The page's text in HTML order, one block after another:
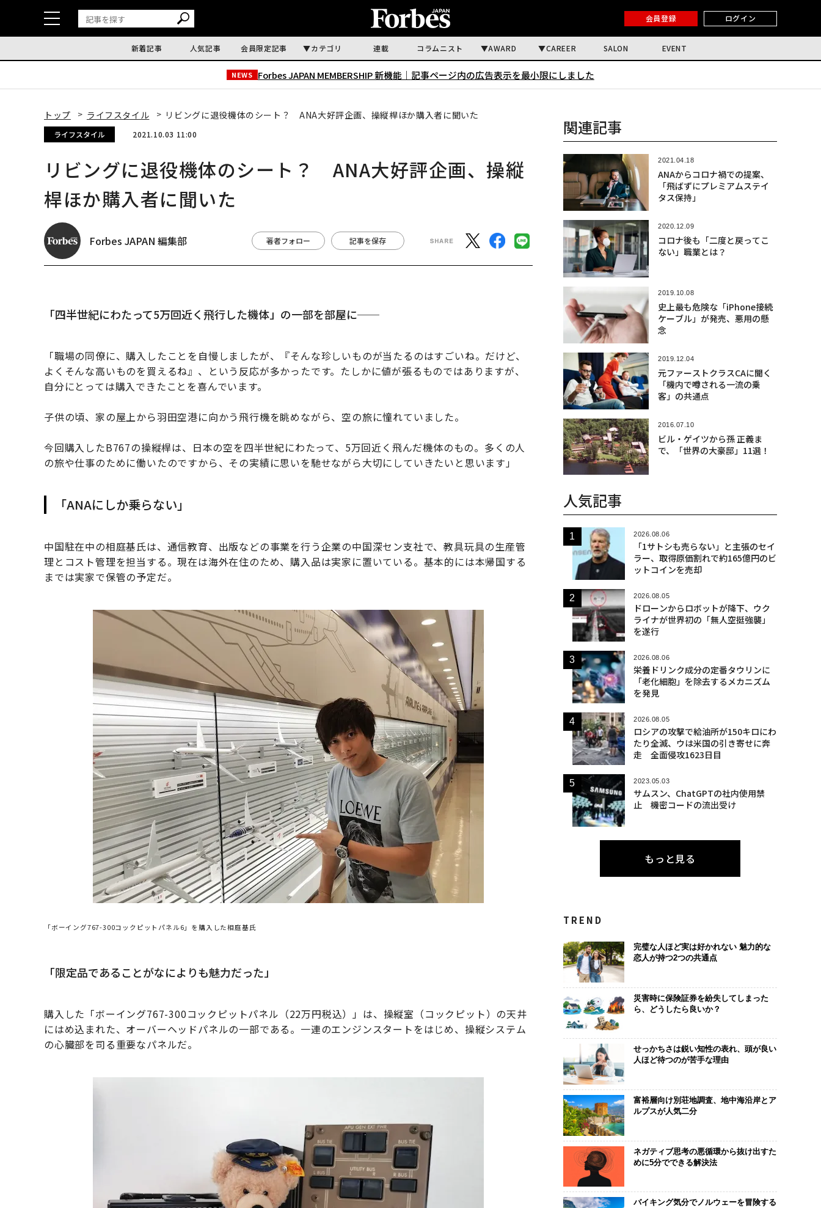
会員登録 ログイン
新着記事 人気記事 会員限定記事 カテゴリ 連載 コラムニスト AWARD CAREER SALON EVENT
NEWS Forbes JAPAN MEMBERSHIP 新機能｜ 記事ページ内の広告表示を最小限にしました
トップ ライフスタイル リビングに退役機体のシート？ ANA大好評企画、操縦桿ほか購入者に聞いた
ライフスタイル 2021.10.03 11:00
リビングに退役機体のシート？ ANA大好評企画、操縦
桿ほか購入者に聞いた
Forbes JAPAN 編集部 著者フォロー 記事を保存
「四半世紀にわたって5万回近く飛行した機体」の一部を部屋に──
「職場の同僚に、購入したことを自慢しましたが、『そんな珍しいものが当たるのはすごいね。だけど、
よくそんな高いものを買えるね』、という反応が多かったです。たしかに値が張るものではありますが、
自分にとっては購入できたことを喜んでいます。
子供の頃、家の屋上から羽田空港に向かう飛行機を眺めながら、空の旅に憧れていました。
今回購入したB767の操縦桿は、日本の空を四半世紀にわたって、5万回近く飛んだ機体のもの。多くの人
の旅や仕事のために働いたのですから、その実績に思いを馳せながら大切にしていきたいと思います」
「ANAにしか乗らない」
中国駐在中の相庭基氏は、通信教育、出版などの事業を行う企業の中国深セン支社で、教具玩具の生産管
理とコスト管理を担当する。現在は海外在住のため、購入品は実家に置いている。基本的には本帰国する
までは実家で保管の予定だ。
「ボーイング767-300コックピットパネル6」を購入した相庭基氏
「限定品であることがなによりも魅力だった」
購入した「ボーイング767-300コックピットパネル（22万円税込）」は、操縦室（コックピット）の天井
にはめ込まれた、オーバーヘッドパネルの一部である。一連のエンジンスタートをはじめ、操縦システム
の心臓部を司る重要なパネルだ。
関連記事
2021.04.18
ANAからコロナ禍での提案、
「飛ばずにプレミアムステイ
タス保持」
2020.12.09
コロナ後も「二度と戻ってこ
ない」職業とは？
2019.10.08
史上最も危険な「iPhone接続
ケーブル」が発売、悪用の懸
念
2019.12.04
元ファーストクラスCAに聞く
「機内で噂される一流の乗
客」の共通点
2016.07.10
ビル・ゲイツから孫 正義ま
で、「世界の大豪邸」11選！
人気記事
2026.08.06
「1サトシも売らない」と主張のセイ
ラー、取得原価割れで約165億円のビ
ットコインを売却
2026.08.05
ドローンからロボットが降下、ウク
ライナが世界初の「無人空挺強襲」
を遂行
2026.08.06
栄養ドリンク成分の定番タウリンに
「老化細胞」を除去するメカニズム
を発見
2026.08.05
ロシアの攻撃で給油所が150キロにわ
たり全滅、ウは米国の引き寄せに奔
走 全面侵攻1623日目
2023.05.03
サムスン、ChatGPTの社内使用禁
止 機密コードの流出受け
もっと見る
TREND
完璧な人ほど実は好かれない 魅力的な
恋人が持つ2つの共通点
災害時に保険証券を紛失してしまった
ら、どうしたら良いか？
せっかちさは鋭い知性の表れ、頭が良い
人ほど待つのが苦手な理由
富裕層向け別荘地調査、地中海沿岸とア
ルプスが人気二分
ネガティブ思考の悪循環から抜け出すた
めに5分でできる解決法
バイキング気分でノルウェーを冒険する